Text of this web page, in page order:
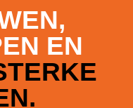
EN